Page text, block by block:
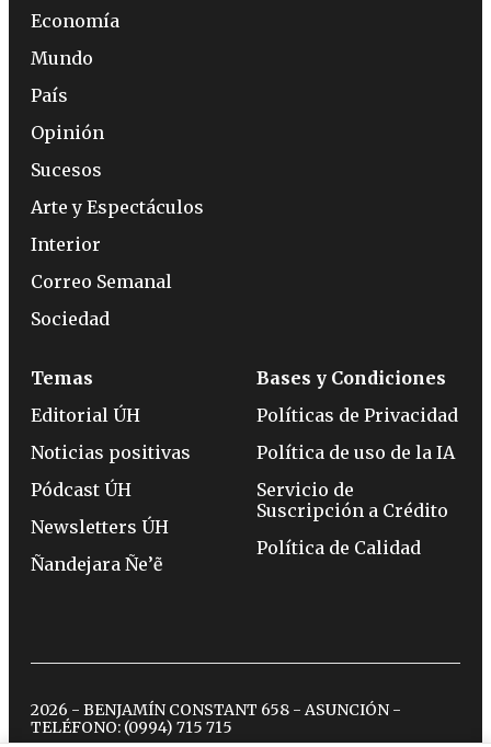
Economía
Mundo
País
Opinión
Sucesos
Arte y Espectáculos
Interior
Correo Semanal
Sociedad
Temas
Editorial ÚH
Noticias positivas
Pódcast ÚH
Newsletters ÚH
Ñandejara Ñe’ẽ
Bases y Condiciones
Políticas de Privacidad
Política de uso de la IA
Servicio de
Suscripción a Crédito
Política de Calidad
2026 - BENJAMÍN CONSTANT 658 - ASUNCIÓN -
TELÉFONO: (0994) 715 715